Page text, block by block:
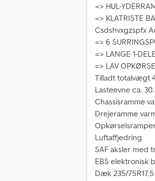
=> HUL-
=> KLATRISTE
Csdshvxgzspfx
=> 6
=> LANGE 1-
=> LAV
Tilladt totalvægt
Lasteevne ca.
Chassisramme
Drejeramme
Luftaffjedring
SAF aksler med
EBS elektronisk
Dæk 235/